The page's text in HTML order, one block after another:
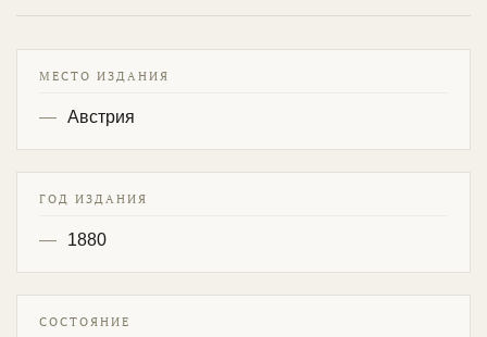
МЕСТО ИЗДАНИЯ
Австрия
ГОД ИЗДАНИЯ
1880
СОСТОЯНИЕ